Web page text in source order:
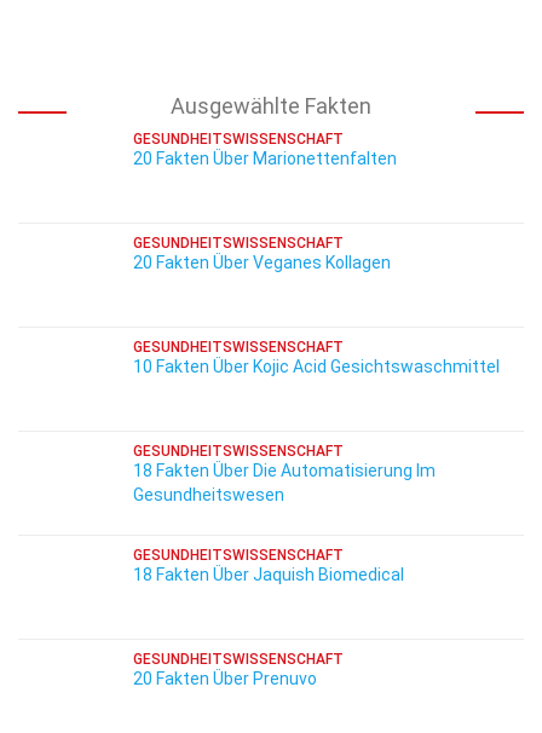
Ausgewählte Fakten
GESUNDHEITSWISSENSCHAFT
20 Fakten Über Marionettenfalten
GESUNDHEITSWISSENSCHAFT
20 Fakten Über Veganes Kollagen
GESUNDHEITSWISSENSCHAFT
10 Fakten Über Kojic Acid Gesichtswaschmittel
GESUNDHEITSWISSENSCHAFT
18 Fakten Über Die Automatisierung Im
Gesundheitswesen
GESUNDHEITSWISSENSCHAFT
18 Fakten Über Jaquish Biomedical
GESUNDHEITSWISSENSCHAFT
20 Fakten Über Prenuvo